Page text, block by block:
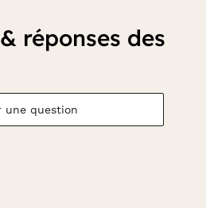
réponses des
une question